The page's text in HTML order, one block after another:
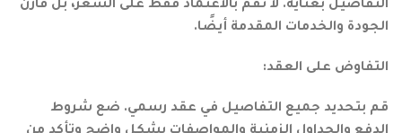
التفاصيل بعناية. لا تقم بالاعتماد فقط على السعر، بل قارن
الجودة والخدمات المقدمة أيضًا.
التفاوض على العقد:
قم بتحديد جميع التفاصيل في عقد رسمي. ضع شروط